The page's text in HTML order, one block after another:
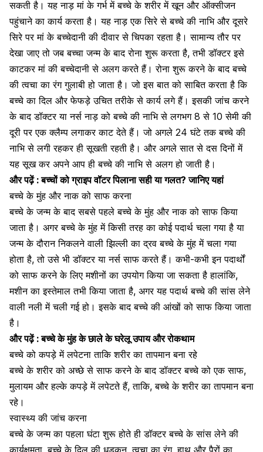
सकती है। यह नाड़ मां के गर्भ में बच्चे के शरीर में खून और ऑक्सीजन
पहुंचाने का कार्य करता है। यह नाड़ एक सिरे सेबच्चे की नाभिऔर दूसरे
सिरे पर मां के बच्चेदानी की दीवार से चिपका रहता है। सामान्य तौर पर
देखा जाए तो जब बच्चा जन्म के बाद रोना शुरू करता है, तभी डॉक्टर इसे
काटकर मां की बच्चेदानी से अलग करते हैं। रोना शुरू करने के बाद बच्चे
की त्वचा का रंग गुलाबी हो जाता है। जो इस बात को साबित करता है कि
बच्चे का दिल और फेफड़े उचित तरीके से कार्य लगे हैं। इसकी जांच करने
के बाद डॉक्टर या नर्स नाड़ को बच्चे की नाभि से लगभग 8 से 10 सेमी की
दूरी पर एक क्लैम्प लगाकर काट देते हैं। जो अगले 24 घंटे तक बच्चे की
नाभि से लगी रहकर ही सूखती रहती है। और अगले सात से दस दिनों में
यह सूख कर अपने आप ही बच्चे की नाभि से अलग हो जाती है।
और पढ़ें :बच्चों को ग्राइप वॉटर पिलाना सही या गलत? जानिए यहां
बच्चे के मुंह और नाक को साफ करना
बच्चे के जन्म के बादसबसे पहले बच्चे के मुंह और नाक को साफ किया
जाता है। अगर बच्चे के मुंह में किसी तरह का कोई पदार्थ चला गया है या
जन्म के दौरान निकलने वाली झिल्ली का द्रव बच्चे के मुंह में चला गया
होता है, तो उसे भी डॉक्टर या नर्स साफ करते हैं। कभी-कभी इन पदार्थों
को साफ करने के लिए मशीनों का उपयोग किया जा सकता है हालांकि,
मशीन का इस्तेमाल तभी किया जाता है, अगर यह पदार्थ बच्चे की सांस लेने
वाली नली में चली गई हो। इसके बाद बच्चे की आंखों को साफ किया जाता
है।
और पढ़ें :बच्चे के मुंह के छाले के घरेलू उपाय और रोकथाम
बच्चे को कपड़े में लपेटना ताकि शरीर का तापमान बना रहे
बच्चे के शरीर को अच्छे से साफ करने के बाद डॉक्टर बच्चे को एक साफ,
मुलायम और हल्के कपड़े में लपेटते हैं, ताकि, बच्चे के शरीर का तापमान बना
रहे।
स्वास्थ्य की जांच करना
बच्चे के जन्म का पहला घंटा शुरू होते ही डॉक्टर बच्चे के सांस लेने की
कार्यक्षमता, बच्चे के दिल की धड़कन, त्वचा का रंग, हाथ और पैरों का